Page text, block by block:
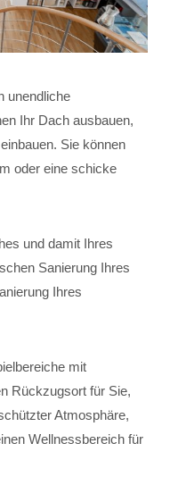
unendliche
Ihr Dach ausbauen,
Sie können
oder eine schicke
und damit Ihres
Sanierung Ihres
Ihres
mit
Rückzugsort für Sie,
Atmosphäre,
Wellnessbereich für